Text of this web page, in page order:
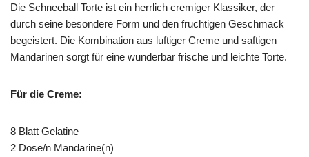
Die Schneeball Torte ist ein herrlich cremiger Klassiker, der
durch seine besondere Form und den fruchtigen Geschmack
begeistert. Die Kombination aus luftiger Creme und saftigen
Mandarinen sorgt für eine wunderbar frische und leichte Torte.
Für die Creme:
8 Blatt Gelatine
2 Dose/n Mandarine(n)